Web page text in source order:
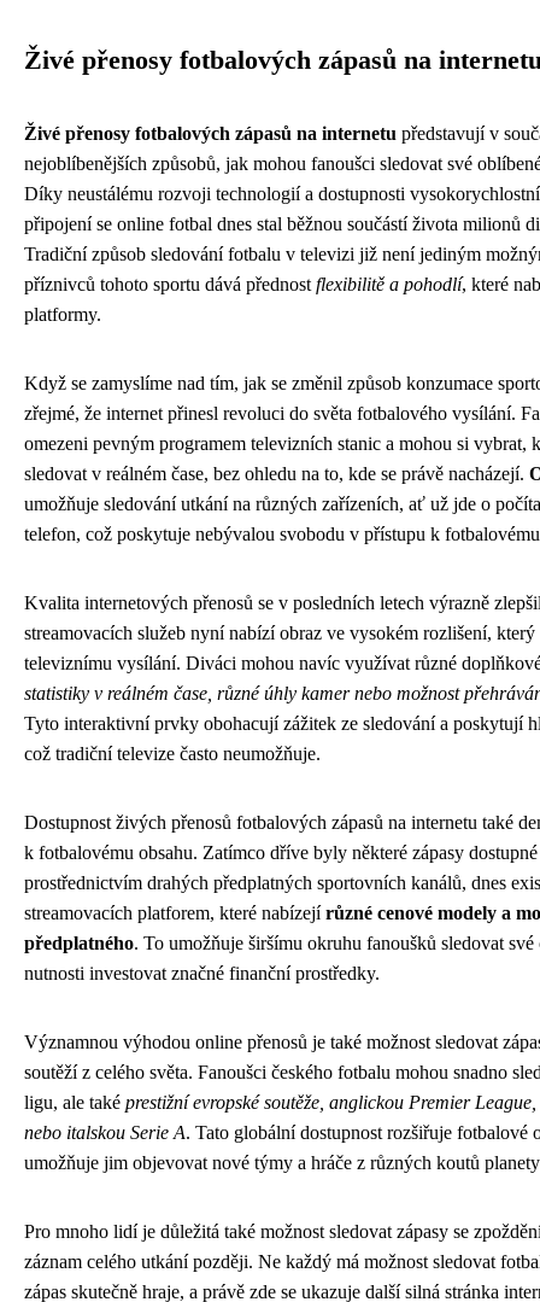
Živé přenosy fotbalových zápasů na
Živé přenosy fotbalových zápasů na internetu představují v
nejoblíbenějších způsobů, jak mohou fanoušci sledovat své
Díky neustálému rozvoji technologií a dostupnosti
připojení se online fotbal dnes stal běžnou součástí života milionů
Tradiční způsob sledování fotbalu v televizi již není jediným
příznivců tohoto sportu dává přednost flexibilitě a pohodlí, které
platformy.
Když se zamyslíme nad tím, jak se změnil způsob konzumace
zřejmé, že internet přinesl revoluci do světa fotbalového vysílání.
omezeni pevným programem televizních stanic a mohou si vybrat,
sledovat v reálném čase, bez ohledu na to, kde se právě nacházejí.
umožňuje sledování utkání na různých zařízeních, ať už jde o
telefon, což poskytuje nebývalou svobodu v přístupu k
Kvalita internetových přenosů se v posledních letech výrazně
streamovacích služeb nyní nabízí obraz ve vysokém rozlišení,
televiznímu vysílání. Diváci mohou navíc využívat různé
statistiky v reálném čase, různé úhly kamer nebo možnost
Tyto interaktivní prvky obohacují zážitek ze sledování a poskytují
což tradiční televize často neumožňuje.
Dostupnost živých přenosů fotbalových zápasů na internetu také
k fotbalovému obsahu. Zatímco dříve byly některé zápasy
prostřednictvím drahých předplatných sportovních kanálů, dnes
streamovacích platforem, které nabízejírůzné cenové modely a
předplatného. To umožňuje širšímu okruhu fanoušků sledovat
nutnosti investovat značné finanční prostředky.
Významnou výhodou online přenosů je také možnost sledovat
soutěží z celého světa. Fanoušci českého fotbalu mohou snadno
ligu, ale také prestižní evropské soutěže, anglickou Premier
nebo italskou Serie A. Tato globální dostupnost rozšiřuje fotbalové
umožňuje jim objevovat nové týmy a hráče z různých koutů
Pro mnoho lidí je důležitá také možnost sledovat zápasy se
záznam celého utkání později. Ne každý má možnost sledovat
zápas skutečně hraje, a právě zde se ukazuje další silná stránka